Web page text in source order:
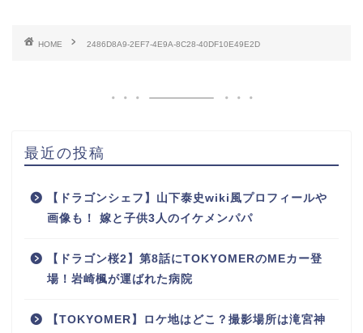
HOME 2486D8A9-2EF7-4E9A-8C28-40DF10E49E2D
最近の投稿
【ドラゴンシェフ】山下泰史wiki風プロフィールや
画像も！ 嫁と子供3人のイケメンパパ
【ドラゴン桜2】第8話にTOKYOMERのMEカー登
場！岩崎楓が運ばれた病院
【TOKYOMER】ロケ地はどこ？撮影場所は滝宮神